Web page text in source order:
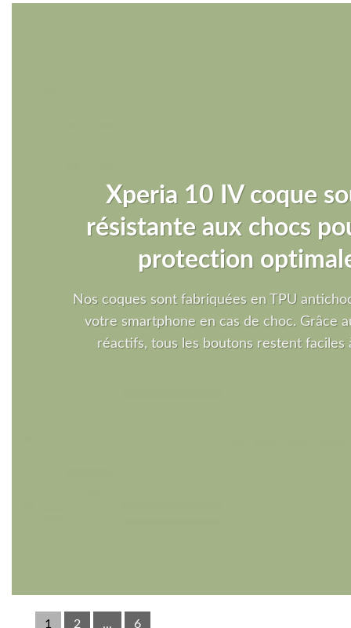
Xperia 10 IV coque
résistante aux chocs
protection
Nos coques sont fabriquées en TPU
votre smartphone en cas de choc. Grâce
réactifs, tous les boutons restent faciles
1 2 ... 6